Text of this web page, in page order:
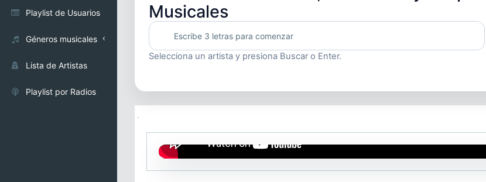
Playlist de Usuarios
Géneros musicales
Alternativo
Cumbia
Lista de Artistas
Playlist por Radios
Musicales
Selecciona un artista y presiona Buscar o Enter.